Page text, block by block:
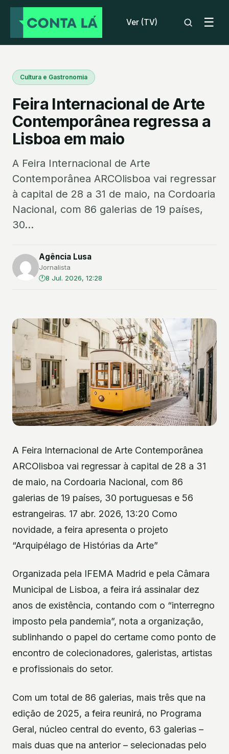
Ver (TV) ☰
Cultura e Gastronomia
Feira Internacional de Arte
Contemporânea regressa a
Lisboa em maio
A Feira Internacional de Arte
Contemporânea ARCOlisboa vai regressar
à capital de 28 a 31 de maio, na Cordoaria
Nacional, com 86 galerias de 19 países,
30...
Agência Lusa
Jornalista
8 Jul. 2026, 12:28
A Feira Internacional de Arte Contemporânea
ARCOlisboa vai regressar à capital de 28 a 31
de maio, na Cordoaria Nacional, com 86
galerias de 19 países, 30 portuguesas e 56
estrangeiras. 17 abr. 2026, 13:20 Como
novidade, a feira apresenta o projeto
“Arquipélago de Histórias da Arte”
Organizada pela IFEMA Madrid e pela Câmara
Municipal de Lisboa, a feira irá assinalar dez
anos de existência, contando com o “interregno
imposto pela pandemia”, nota a organização,
sublinhando o papel do certame como ponto de
encontro de colecionadores, galeristas, artistas
e profissionais do setor.
Com um total de 86 galerias, mais três que na
edição de 2025, a feira reunirá, no Programa
Geral, núcleo central do evento, 63 galerias –
mais duas que na anterior – selecionadas pelo